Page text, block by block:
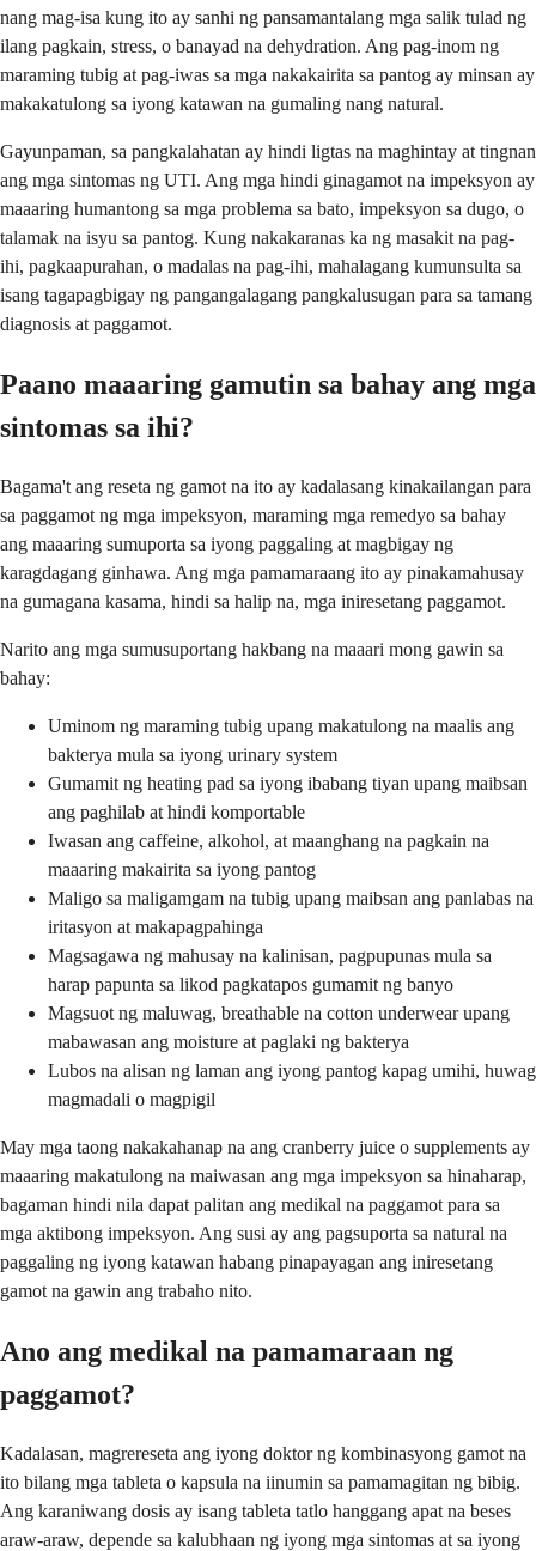
nang mag-isa kung ito ay sanhi ng pansamantalang mga salik tulad ng
ilang pagkain, stress, o banayad na dehydration. Ang pag-inom ng
maraming tubig at pag-iwas sa mga nakakairita sa pantog ay minsan ay
makakatulong sa iyong katawan na gumaling nang natural.
Gayunpaman, sa pangkalahatan ay hindi ligtas na maghintay at tingnan
ang mga sintomas ng UTI. Ang mga hindi ginagamot na impeksyon ay
maaaring humantong sa mga problema sa bato, impeksyon sa dugo, o
talamak na isyu sa pantog. Kung nakakaranas ka ng masakit na pag-
ihi, pagkaapurahan, o madalas na pag-ihi, mahalagang kumunsulta sa
isang tagapagbigay ng pangangalagang pangkalusugan para sa tamang
diagnosis at paggamot.
Paano maaaring gamutin sa bahay ang mga
sintomas sa ihi?
Bagama't ang reseta ng gamot na ito ay kadalasang kinakailangan para
sa paggamot ng mga impeksyon, maraming mga remedyo sa bahay
ang maaaring sumuporta sa iyong paggaling at magbigay ng
karagdagang ginhawa. Ang mga pamamaraang ito ay pinakamahusay
na gumagana kasama, hindi sa halip na, mga iniresetang paggamot.
Narito ang mga sumusuportang hakbang na maaari mong gawin sa
bahay:
Uminom ng maraming tubig upang makatulong na maalis ang
bakterya mula sa iyong urinary system
Gumamit ng heating pad sa iyong ibabang tiyan upang maibsan
ang paghilab at hindi komportable
Iwasan ang caffeine, alkohol, at maanghang na pagkain na
maaaring makairita sa iyong pantog
Maligo sa maligamgam na tubig upang maibsan ang panlabas na
iritasyon at makapagpahinga
Magsagawa ng mahusay na kalinisan, pagpupunas mula sa
harap papunta sa likod pagkatapos gumamit ng banyo
Magsuot ng maluwag, breathable na cotton underwear upang
mabawasan ang moisture at paglaki ng bakterya
Lubos na alisan ng laman ang iyong pantog kapag umihi, huwag
magmadali o magpigil
May mga taong nakakahanap na ang cranberry juice o supplements ay
maaaring makatulong na maiwasan ang mga impeksyon sa hinaharap,
bagaman hindi nila dapat palitan ang medikal na paggamot para sa
mga aktibong impeksyon. Ang susi ay ang pagsuporta sa natural na
paggaling ng iyong katawan habang pinapayagan ang iniresetang
gamot na gawin ang trabaho nito.
Ano ang medikal na pamamaraan ng
paggamot?
Kadalasan, magrereseta ang iyong doktor ng kombinasyong gamot na
ito bilang mga tableta o kapsula na iinumin sa pamamagitan ng bibig.
Ang karaniwang dosis ay isang tableta tatlo hanggang apat na beses
araw-araw, depende sa kalubhaan ng iyong mga sintomas at sa iyong